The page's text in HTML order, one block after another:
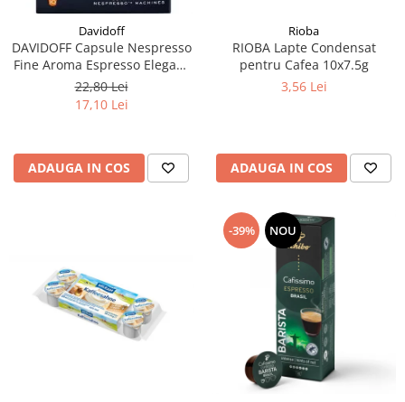
Davidoff
DAVIDOFF Capsule Nespresso
Fine Aroma Espresso Elegant
& Fragrant 10x5.5g
22,80 Lei
17,10 Lei
ADAUGA IN COS
Rioba
RIOBA Lapte Condensat
pentru Cafea 10x7.5g
3,56 Lei
ADAUGA IN COS
-39% NOU